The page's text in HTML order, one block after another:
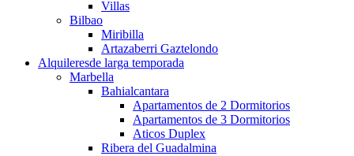
Villas
Bilbao
Miribilla
Artazaberri Gaztelondo
Alquileresde larga temporada
Marbella
Bahialcantara
Apartamentos de 2 Dormitorios
Apartamentos de 3 Dormitorios
Aticos Duplex
Ribera del Guadalmina